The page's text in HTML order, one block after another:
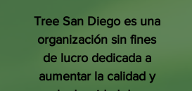
Tree San Diego es una
organización sin fines
de lucro dedicada a
aumentar la calidad y